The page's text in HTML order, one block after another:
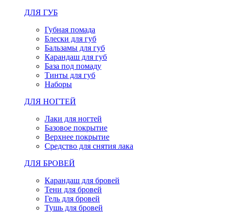
ДЛЯ ГУБ
Губная помада
Блески для губ
Бальзамы для губ
Карандаш для губ
База под помаду
Тинты для губ
Наборы
ДЛЯ НОГТЕЙ
Лаки для ногтей
Базовое покрытие
Верхнее покрытие
Средство для снятия лака
ДЛЯ БРОВЕЙ
Карандаш для бровей
Тени для бровей
Гель для бровей
Тушь для бровей